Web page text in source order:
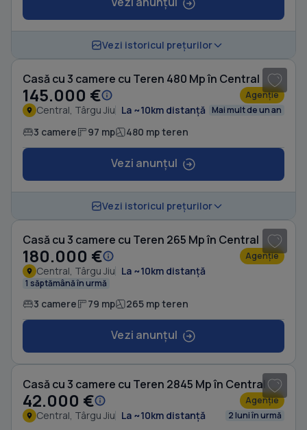
Vezi istoricul prețurilor
Casă cu 3 camere cu Teren 480 Mp în Central
145.000 € Agenție
Central, Târgu Jiu La ~10km distanță Mai mult de un an
3 camere 97 mp 480 mp teren
Vezi anunțul
Vezi istoricul prețurilor
Casă cu 3 camere cu Teren 265 Mp în Central
180.000 € Agenție
Central, Târgu Jiu La ~10km distanță
1 săptămână în urmă
3 camere 79 mp 265 mp teren
Vezi anunțul
Casă cu 3 camere cu Teren 2845 Mp în Central
42.000 € Agenție
Central, Târgu Jiu La ~10km distanță 2 luni în urmă